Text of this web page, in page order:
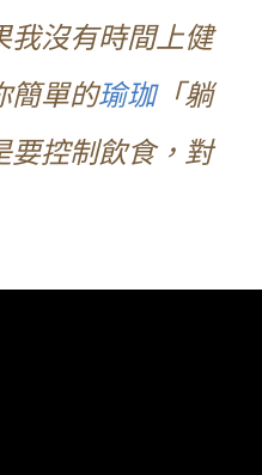
我沒有時間上健
簡單的瑜珈「躺
要控制飲食，對